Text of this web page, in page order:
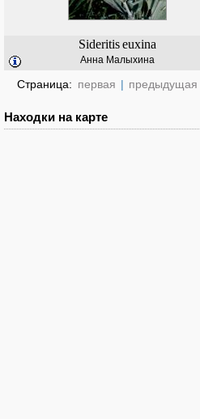
Sideritiseuxina
Анна Малыхина
Страница: первая | предыдущая
Находки на карте